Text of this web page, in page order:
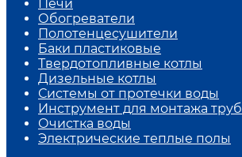
Печи
Обогреватели
Полотенцесушители
Баки пластиковые
Твердотопливные котлы
Дизельные котлы
Системы от протечки воды
Инструмент для монтажа труб
Очистка воды
Электрические теплые полы